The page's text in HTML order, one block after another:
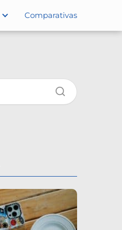
Comparativas